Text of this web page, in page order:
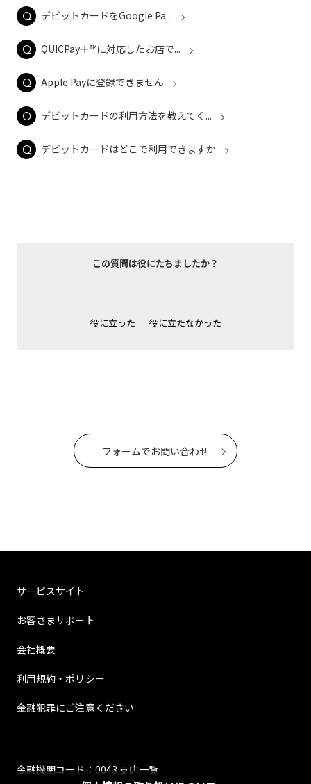
デビットカードをGoogle Pa...
QUICPay＋™に対応したお店で...
Apple Payに登録できません
デビットカードの利用方法を教えてく...
デビットカードはどこで利用できますか
この質問は役にたちましたか？
役に立った 役に立たなかった
フォームでお問い合わせ
サービスサイト
お客さまサポート
会社概要
利用規約・ポリシー
金融犯罪にご注意ください
金融機関コード：0043 支店一覧